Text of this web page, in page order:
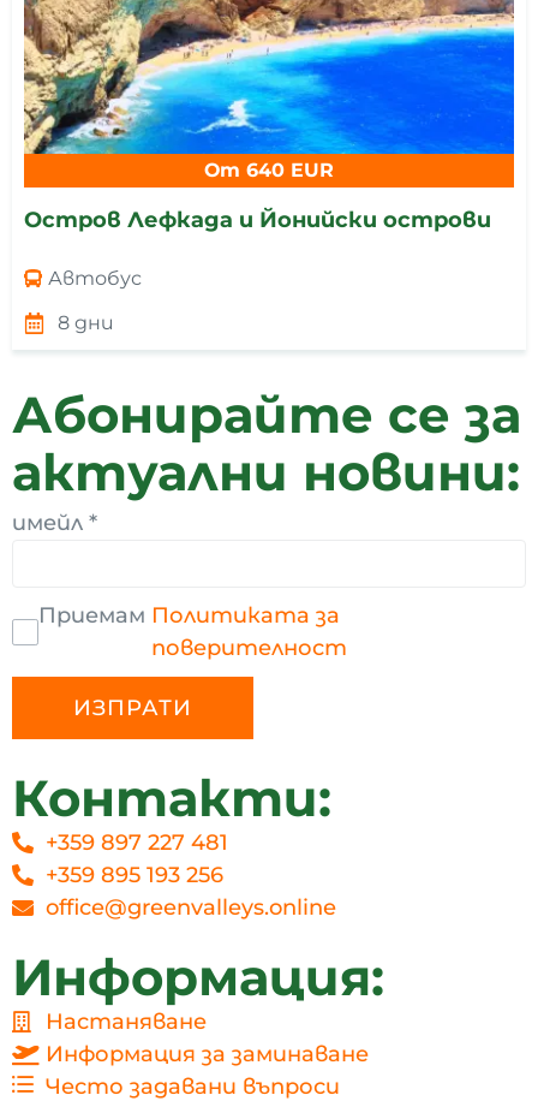
От 640 EUR
Остров Лефкада и Йонийски острови
Автобус
8 дни
Информация:
Настаняване
Информация за заминаване
Често задавани въпроси
Контакти:
+359 897 227 481
+359 895 193 256
office@greenvalleys.online
Абонирайте се за
актуални новини:
имейл *
Приемам Политиката за
поверителност
ИЗПРАТИ